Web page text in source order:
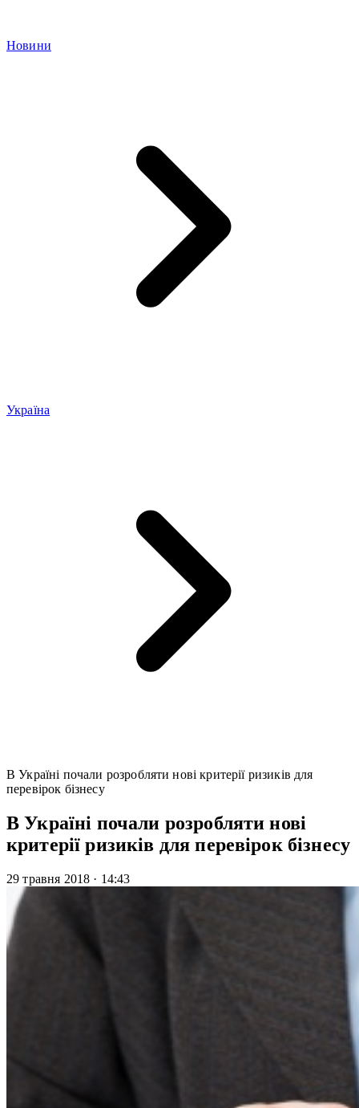
Новини
Україна
В Україні почали розробляти нові критерії ризиків для
перевірок бізнесу
В Україні почали розробляти нові
критерії ризиків для перевірок бізнесу
29 травня 2018 · 14:43